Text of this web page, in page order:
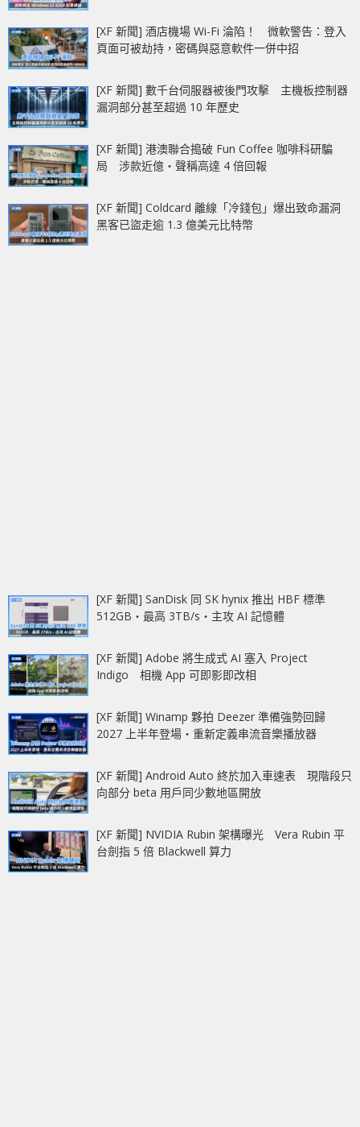
[XF 新聞] 酒店機場 Wi-Fi 淪陷！ 微軟警告：登入
頁面可被劫持，密碼與惡意軟件一併中招
[XF 新聞] 數千台伺服器被後門攻擊 主機板控制器
漏洞部分甚至超過 10 年歷史
[XF 新聞] 港澳聯合搗破 Fun Coffee 咖啡科研騙
局 涉款近億‧聲稱高達 4 倍回報
[XF 新聞] Coldcard 離線「冷錢包」爆出致命漏洞
黑客已盜走逾 1.3 億美元比特幣
[XF 新聞] SanDisk 同 SK hynix 推出 HBF 標準
512GB‧最高 3TB/s‧主攻 AI 記憶體
[XF 新聞] Adobe 將生成式 AI 塞入 Project
Indigo 相機 App 可即影即改相
[XF 新聞] Winamp 夥拍 Deezer 準備強勢回歸
2027 上半年登場‧重新定義串流音樂播放器
[XF 新聞] Android Auto 終於加入車速表 現階段只
向部分 beta 用戶同少數地區開放
[XF 新聞] NVIDIA Rubin 架構曝光 Vera Rubin 平
台劍指 5 倍 Blackwell 算力